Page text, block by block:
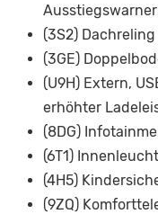
Ausstiegswarner
(3S2)
(3GE)
(U9H) Extern,
erhöhter
(8DG)
(6T1)
(4H5)
(9ZQ)